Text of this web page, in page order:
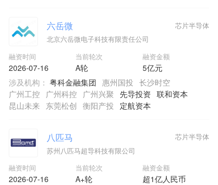
六岳微
北京六岳微电子科技有限责任公司
融资时间
2026-07-16
当前轮次
A轮
融资金额
5亿元
芯片半导体
涉及机构： 粤科金融集团 惠州国投 长沙时空
广州工控
广州科控 广州兴聚 先导投资 联和资本
昆山未来 东莞松创 衡阳产投 定航资本
八匹马
苏州八匹马超导科技有限公司
融资时间
2026-07-16
当前轮次
A+轮
融资金额
超1亿人民币
芯片半导体